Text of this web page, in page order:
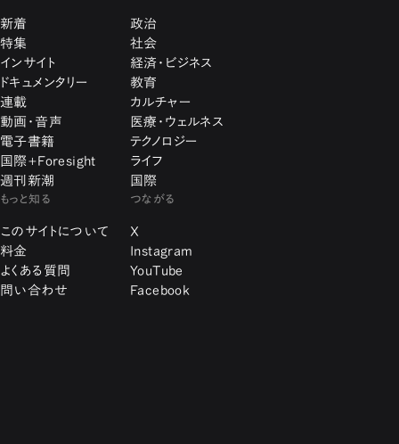
新着
特集
インサイト
ドキュメンタリー
連載
動画・音声
電子書籍
国際+Foresight
週刊新潮
政治
社会
経済・ビジネス
教育
カルチャー
医療・ウェルネス
テクノロジー
ライフ
国際
もっと知る
このサイトについて
料金
よくある質問
問い合わせ
つながる
X
Instagram
YouTube
Facebook